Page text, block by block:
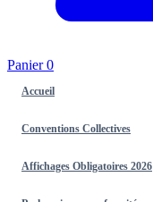
Panier0
Accueil
Conventions Collectives
Affichages Obligatoires 2026